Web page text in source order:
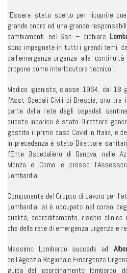
“Essere stato scelto per ricoprire
grande onore ed una grande
cambiamenti nel Ssn – dichiara
sono impegnate in tutti i grandi temi,
dall’emergenza-urgenza alla
propone come interlocutore tecnico”.
Medico igienista, classe 1964, dal 18
l’Asst Spedali Civili di Brescia, uno tra
parte della rete degli ospedali
questo incarico è stato Direttore
gestito il primo caso Covid in Italia, e
in precedenza è stato Direttore
l’Ente Ospedaliero di Genova, nelle
Monza e Como e presso
Lombardia.
Componente del Gruppo di Lavoro per
Lombardia, si è occupato nel corso
qualità, accreditamento, rischio
che della rete di emergenza urgenza e
Massimo Lombardo succede ad
dell’Agenzia Regionale Emergenza
guida del coordinamento lombardo